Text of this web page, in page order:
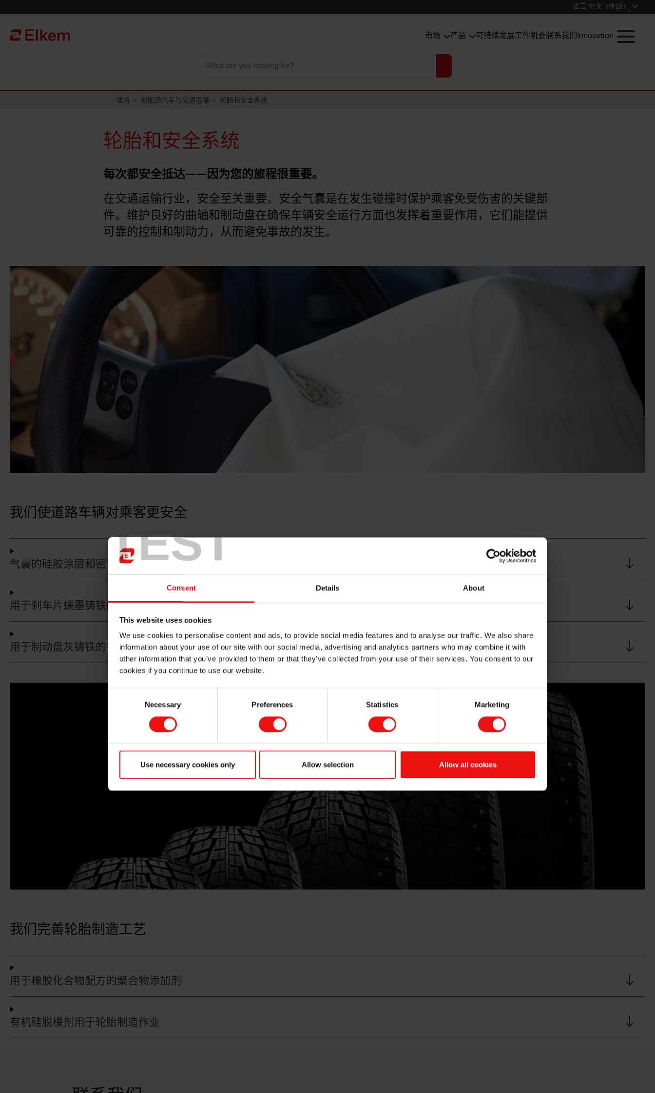
TEST
Consent Details About
This website uses cookies
We use cookies to personalise content and ads, to provide social media features and to analyse our traffic. We also share
information about your use of our site with our social media, advertising and analytics partners who may combine it with
other information that you’ve provided to them or that they’ve collected from your use of their services. You consent to our
cookies if you continue to use our website.
Necessary Preferences Statistics Marketing
Use necessary cookies only Allow selection Allow all cookies
语言 中文（中国）
To start page 市场 产品 可持续发展工作机会联系我们Innovation
埃肯 新能源汽车与交通运输 轮胎和安全系统
轮胎和安全系统
每次都安全抵达——因为您的旅程很重要。
在交通运输行业，安全至关重要。安全气囊是在发生碰撞时保护乘客免受伤害的关键部
件。维护良好的曲轴和制动盘在确保车辆安全运行方面也发挥着重要作用，它们能提供
可靠的控制和制动力，从而避免事故的发生。
我们使道路车辆对乘客更安全
气囊的硅胶涂层和密封件
用于刹车片蠕墨铸铁的铸造合金
用于制动盘灰铸铁的铸造合金
我们完善轮胎制造工艺
用于橡胶化合物配方的聚合物添加剂
有机硅脱模剂用于轮胎制造作业